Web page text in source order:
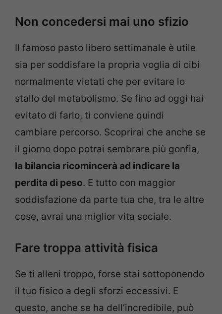
Non concedersi mai uno sfizio
Il famoso pasto libero settimanale è utile
sia per soddisfare la propria voglia di cibi
normalmente vietati che per evitare lo
stallo del metabolismo. Se fino ad oggi hai
evitato di farlo, ti conviene quindi
cambiare percorso. Scoprirai che anche se
il giorno dopo potrai sembrare più gonfia,
la bilancia ricomincerà ad indicare la
perdita di peso. E tutto con maggior
soddisfazione da parte tua che, tra le altre
cose, avrai una miglior vita sociale.
Fare troppa attività fisica
Se ti alleni troppo, forse stai sottoponendo
il tuo fisico a degli sforzi eccessivi. E
questo, anche se ha dell’incredibile, può